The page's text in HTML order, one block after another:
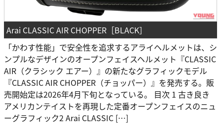
Arai CLASSIC AIR CHOPPER［BLACK］
「かわす性能」で安全性を追求するアライヘルメットは、シ
ンプルなデザインのオープンフェイスヘルメット『CLASSIC
AIR（クラシック エアー）』の新たなグラフィックモデル
『CLASSIC AIR CHOPPER（チョッパー）』を発売する。販
売開始定は2026年4月下旬となっている。 目次 1 古き良き
アメリカンテイストを再現した定番オープンフェイスのニュ
ーグラフィック2 Arai CLASSIC […]